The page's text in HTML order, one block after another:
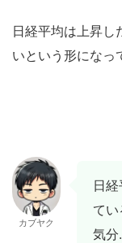
日経平均は上昇し
いという形になっ
カブヤク
日
て
気